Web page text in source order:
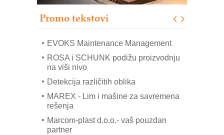
Promo tekstovi
Sigurnije ispitivanje transformatora u
solarnim elektranama i vetroparkovima
EVOKS Maintenance Management
ROSA i SCHUNK podižu proizvodnju
na viši nivo
Detekcija različitih oblika
MAREX - Lim i mašine za savremena
rešenja
Marcom-plast d.o.o.- vaš pouzdan
partner